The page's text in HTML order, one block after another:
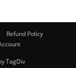
Refund Policy
TagDiv